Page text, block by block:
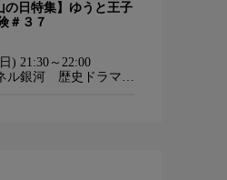
の日特集】ゆうと王子
＃３７
) 21:30～22:00
ル銀河 歴史ドラマ・